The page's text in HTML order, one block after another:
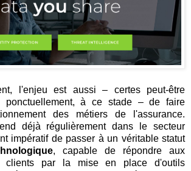
l'enjeu est aussi – certes peut-être
ponctuellement, à ce stade – de faire
des métiers de l'assurance.
déjà régulièrement dans le secteur
impératif de passer à un véritable statut
, capable de répondre aux
clients par la mise en place d'outils